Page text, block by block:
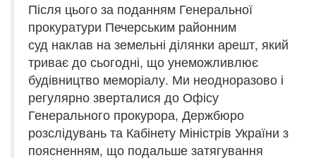
Після цього за поданням Генеральної
прокуратури Печерським районним
суд наклав на земельні ділянки арешт, який
триває до сьогодні, що унеможливлює
будівництво меморіалу. Ми неодноразово і
регулярно зверталися до Офісу
Генерального прокурора, Держбюро
розслідувань та Кабінету Міністрів України з
поясненням, що подальше затягування